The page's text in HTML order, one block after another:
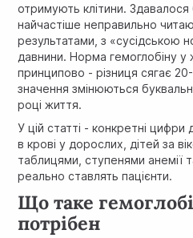
отримують клітини. Здавалося
найчастіше неправильно
результатами, з «сусідською
давнини. Норма гемоглобіну у
принципово - різниця сягає
значення змінюються
році життя.
У цій статті - конкретні
в крові у дорослих, дітей за
таблицями, ступенями анемії
реально ставлять пацієнти.
Що таке
потрібен